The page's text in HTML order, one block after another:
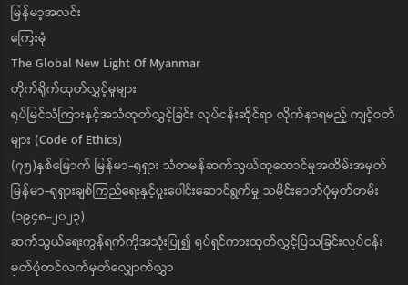
မြန်မာ့အလင်း
ကြေးမုံ
The Global New Light Of Myanmar
တိုက်ရိုက်ထုတ်လွှင့်မှုများ
ရုပ်မြင်သံကြားနှင့်အသံထုတ်လွှင့်ခြင်း လုပ်ငန်းဆိုင်ရာ လိုက်နာရမည့် ကျင့်ဝတ်
များ (Code of Ethics)
(၇၅)နှစ်မြောက် မြန်မာ-ရုရှား သံတမန်ဆက်သွယ်ထူထောင်မှုအထိမ်းအမှတ်
မြန်မာ-ရုရှားချစ်ကြည်ရေးနှင့်ပူးပေါင်းဆောင်ရွက်မှု သမိုင်းဓာတ်ပုံမှတ်တမ်း
(၁၉၄၈-၂၀၂၃)
ဆက်သွယ်ရေးကွန်ရက်ကိုအသုံးပြု၍ ရုပ်ရှင်ကားထုတ်လွှင့်ပြသခြင်းလုပ်ငန်း
မှတ်ပုံတင်လက်မှတ်လျှောက်လွှာ